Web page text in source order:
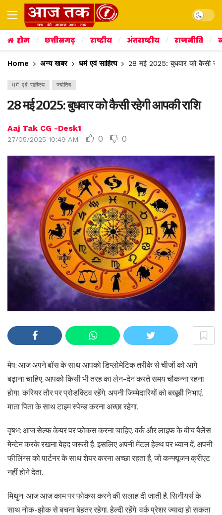
Dark
होम छत्तीसगढ़ राष्ट्रीय अंतराष्ट्रीय राजनीति
Home अन्य खबर धर्म एवं साहित्य 28 मई 2025: बुधवार को कैसी
धर्म एवं साहित्य ज्योतिष
28 मई 2025: बुधवार को कैसी रहेगी आपकी राशि
Aaj Tak CG -Desk1
27/05/2025 10:49 AM 0 0
मेष: आज अपने बॉस के साथ आपको डिप्लोमेटिक तरीके से चीजों को आगे
बढ़ाना चाहिए. आपको किसी भी तरह का लेन-देन करते समय चौकन्ना रहना
होगा. करियर तौर पर प्रोडक्टिव रहेंगे. अपनी जिम्मेदारियों को बखूबी निभाएं.
माता पिता के साथ टाइम स्पेन्ड करना अच्छा रहेगा.
वृषभ: आज सेल्फ केयर पर फोकस करना चाहिए. वर्क और लाइफ के बीच बैलेंस
मेन्टेन करके रखना बेहद जरूरी है. इसलिए अपनी मेंटल हेल्थ पर ध्यान दें. अपनी
फीलिंग्स को पार्टनर के साथ शेयर करना अच्छा रहता है, जो कन्फ्यूजन क्रीएट
नहीं होने देता.
मिथुन: आज आज काम पर फोकस करने की सलाह दी जाती है. सिनीयर्स के
साथ नोक-झोक से बचना बेहतर रहेगा. हेल्दी रहेंगे. वर्क प्रेशर ज्यादा हो सकता